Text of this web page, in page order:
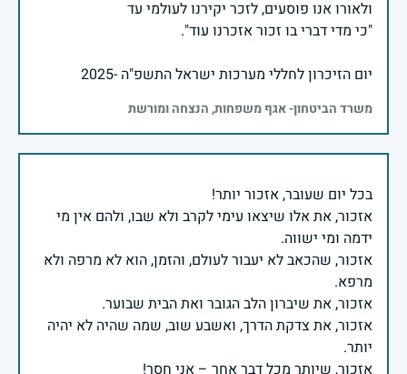
יום הזיכרון לחללי מערכות ישראל התשפ"ה -2025
משרד הביטחון- אגף משפחות, הנצחה ומורשת
אזכור, את אלו שיצאו עימי לקרב ולא שבו, ולהם אין מי
אזכור, שהכאב לא יעבור לעולם, והזמן, הוא לא מרפה ולא
אזכור, את צדקת הדרך, ואשבע שוב, שמה שהיה לא יהיה